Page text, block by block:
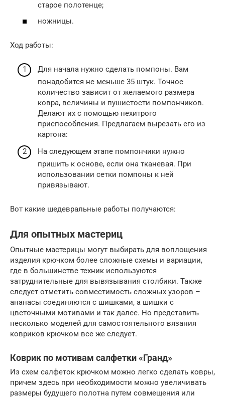
старое полотенце;
ножницы.
Ход работы:
Для начала нужно сделать помпоны. Вам
понадобится не меньше 35 штук. Точное
количество зависит от желаемого размера
ковра, величины и пушистости помпончиков.
Делают их с помощью нехитрого
приспособления. Предлагаем вырезать его из
картона:
На следующем этапе помпончики нужно
пришить к основе, если она тканевая. При
использовании сетки помпоны к ней
привязывают.
Вот какие шедевральные работы получаются:
Для опытных мастериц
Опытные мастерицы могут выбирать для воплощения
изделия крючком более сложные схемы и вариации,
где в большинстве техник используются
затруднительные для вывязывания столбики. Также
следует отметить совместимость сложных узоров –
ананасы соединяются с шишками, а шишки с
цветочными мотивами и так далее. Но представить
несколько моделей для самостоятельного вязания
ковриков крючком все же следует.
Коврик по мотивам салфетки «Гранд»
Из схем салфеток крючком можно легко сделать ковры,
причем здесь при необходимости можно увеличивать
размеры будущего полотна путем совмещения или